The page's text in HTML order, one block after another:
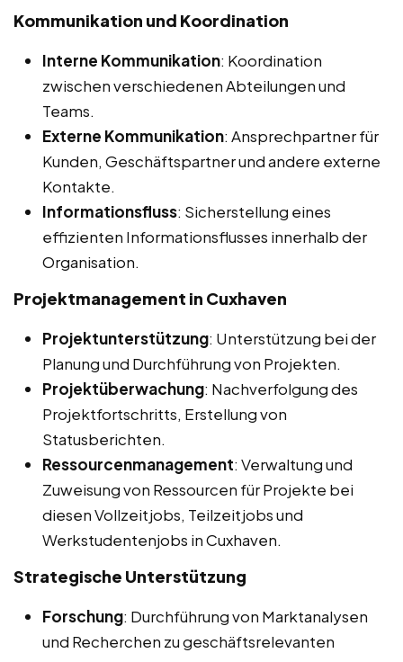
Kommunikation und Koordination
Interne Kommunikation: Koordination
zwischen verschiedenen Abteilungen und
Teams.
Externe Kommunikation: Ansprechpartner für
Kunden, Geschäftspartner und andere externe
Kontakte.
Informationsfluss: Sicherstellung eines
effizienten Informationsflusses innerhalb der
Organisation.
Projektmanagement in Cuxhaven
Projektunterstützung: Unterstützung bei der
Planung und Durchführung von Projekten.
Projektüberwachung: Nachverfolgung des
Projektfortschritts, Erstellung von
Statusberichten.
Ressourcenmanagement: Verwaltung und
Zuweisung von Ressourcen für Projekte bei
diesen Vollzeitjobs, Teilzeitjobs und
Werkstudentenjobs in Cuxhaven.
Strategische Unterstützung
Forschung: Durchführung von Marktanalysen
und Recherchen zu geschäftsrelevanten